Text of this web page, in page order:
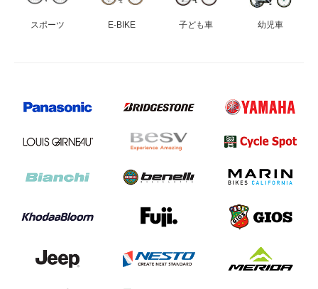
スポーツ E-BIKE 子ども車 幼児車